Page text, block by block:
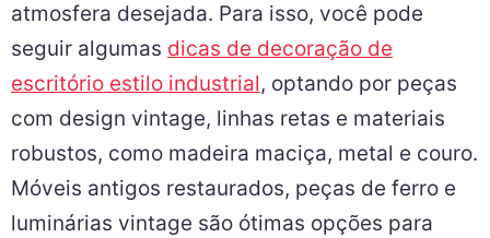
atmosfera desejada. Para isso, você pode
seguir algumas dicas de decoração de
escritório estilo industrial, optando por peças
com design vintage, linhas retas e materiais
robustos, como madeira maciça, metal e couro.
Móveis antigos restaurados, peças de ferro e
luminárias vintage são ótimas opções para